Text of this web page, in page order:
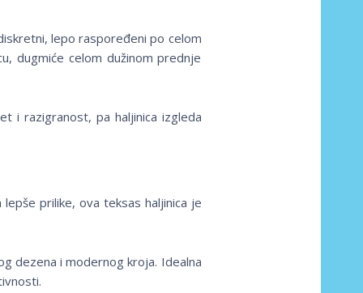
lepo raspoređeni po celom
dugmiće celom dužinom prednje
i razigranost, pa haljinica izgleda
prilike, ova teksas haljinica je
dezena i modernog kroja. Idealna